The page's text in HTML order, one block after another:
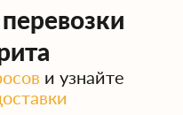
и узнайте